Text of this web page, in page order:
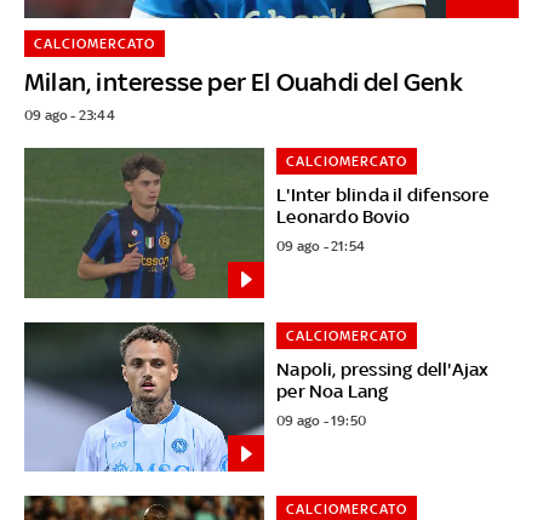
Milan, interesse per El Ouahdi del Genk
CALCIOMERCATO
09 ago - 23:44
L'Inter blinda il difensore
Leonardo Bovio
CALCIOMERCATO
09 ago - 21:54
Napoli, pressing dell'Ajax
per Noa Lang
CALCIOMERCATO
09 ago - 19:50
CALCIOMERCATO